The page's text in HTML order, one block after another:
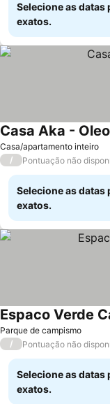
Selecione as datas
exatos.
Casa/apartamento inteiro
Casa Aka -
/ Pontuação não
Selecione as datas
exatos.
Parque de campismo
Espaco Verde
/ Pontuação não
Selecione as datas
exatos.